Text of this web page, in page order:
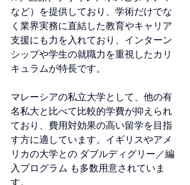
など）を提供しており、学術だけでな
く業界実務に直結した教育やキャリア
支援にも力を入れており、インターン
シップや学生の就職力を重視したカリ
キュラムが特長です。
マレーシアの私立大学として、他の有
名私大と比べて比較的学費が抑えられ
ており、費用対効果の高い留学を目指
す方に適しています。イギリスやアメ
リカの大学との ダブルディグリー／編
入プログラム も多数用意されていま
す。